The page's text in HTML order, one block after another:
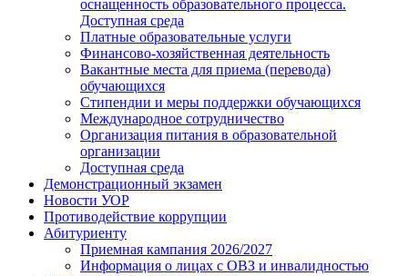
оснащенность образовательного процесса.
Доступная среда
Платные образовательные услуги
Финансово-хозяйственная деятельность
Вакантные места для приема (перевода)
обучающихся
Стипендии и меры поддержки обучающихся
Международное сотрудничество
Организация питания в образовательной
организации
Доступная среда
Демонстрационный экзамен
Новости УОР
Противодействие коррупции
Абитуриенту
Приемная кампания 2026/2027
Информация о лицах с ОВЗ и инвалидностью